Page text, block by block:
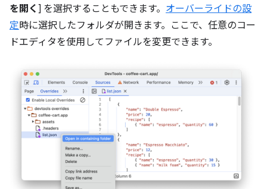
を開く ] を選択することもできます。 オーバーライドの設
定時に選択したフォルダが開きます。ここで、任意のコー
ドエディタを使用してファイルを変更できます。